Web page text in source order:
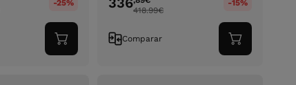
-25%
Adicionar
ao
418.99€
-15%
Comparar
Adicionar
ao